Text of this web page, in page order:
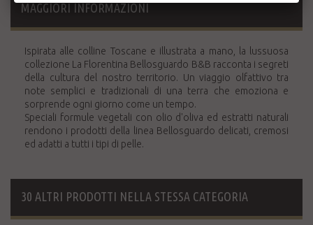
MAGGIORI INFORMAZIONI
Ispirata alle colline Toscane e illustrata a mano, la lussuosa
collezione La Florentina Bellosguardo B&B racconta i segreti
della cultura del nostro territorio. Un viaggio olfattivo tra
note semplici e tradizionali di una terra che emoziona e
sorprende ogni giorno come un tempo.
Speciali formule vegetali con olio d'oliva ed estratti naturali
rendono i prodotti della linea Bellosguardo delicati, cremosi
ed adatti a tutti i tipi di pelle.
30 ALTRI PRODOTTI NELLA STESSA CATEGORIA